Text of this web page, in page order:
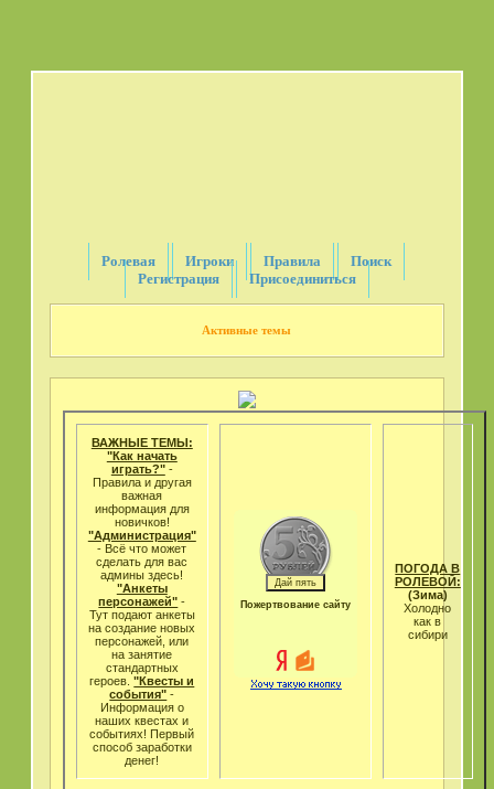
Ролевая Игроки Правила
Поиск
Регистрация
Присоединиться
Активные темы
ВАЖНЫЕ ТЕМЫ:
"Как начать
играть?"-
Правила и другая
важная
информация для
новичков!
"Администрация"
- Всё что может
cделать для вас
админы здесь!
"Анкеты
персонажей" -
Тут подают анкеты
на создание новых
персонажей, или
на занятие
стандартных
героев."Квесты и
события" -
Информация о
наших квестах и
событиях! Первый
способ заработки
денег!
Пожертвование сайту
ПОГОДА В
РОЛЕВОЙ:
(Зима)
Холодно
как в
сибири